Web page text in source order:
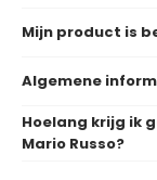
Mijn product is
Algemene
Hoelang krijg ik
Mario Russo?